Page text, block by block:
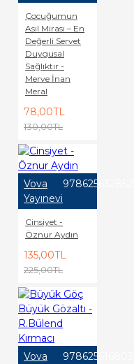
Çocuğumun
Asıl Mirası – En
Değerli Servet
Duygusal
Sağlıktır -
Merve İnan
Meral
78,00TL
130,00TL
Vova
Yayınevi
9786256328525
Cinsiyet -
Öznur Aydın
135,00TL
225,00TL
Vova
9786256168039